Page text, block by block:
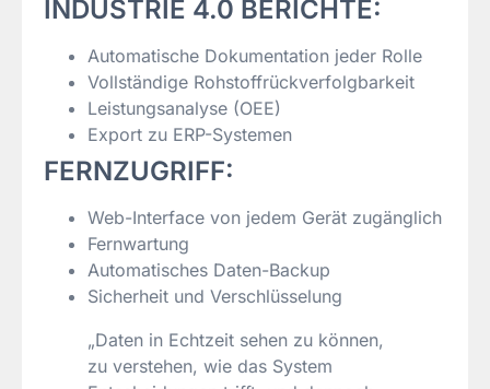
INDUSTRIE 4.0 BERICHTE:
Automatische Dokumentation jeder Rolle
Vollständige Rohstoffrückverfolgbarkeit
Leistungsanalyse (OEE)
Export zu ERP-Systemen
FERNZUGRIFF:
Web-Interface von jedem Gerät zugänglich
Fernwartung
Automatisches Daten-Backup
Sicherheit und Verschlüsselung
„Daten in Echtzeit sehen zu können,
zu verstehen, wie das System